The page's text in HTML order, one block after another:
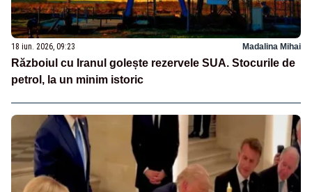
18 iun. 2026, 09:23 Madalina Mihai
Războiul cu Iranul golește rezervele SUA. Stocurile de
petrol, la un minim istoric